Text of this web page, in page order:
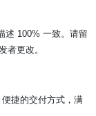
述 100% 一致。请留
者更改。
捷的交付方式，满